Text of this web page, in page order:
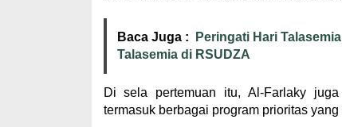
Baca Juga :
Peringati Hari
Talasemia di RSUDZA
Di sela pertemuan itu, Al-Farlaky
termasuk berbagai program prioritas